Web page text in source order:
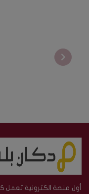
أول منصة الكترونية تعمل